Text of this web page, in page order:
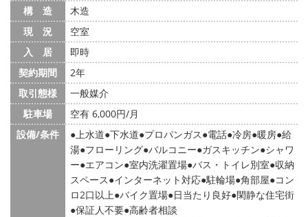
構 造
木造
現 況
空室
入 居
即時
契約期間
2年
取引態様
一般媒介
駐車場
空有 6,000円/月
設備/条件
上水道 下水道 プロパンガス 電話 冷房 暖房 給
湯 フローリング バルコニー ガスキッチン シャワ
ー エアコン 室内洗濯置場 バス・トイレ別室 収納
スペース インターネット対応 駐輪場 角部屋 コン
ロ2口以上 バイク置場 日当たり良好 閑静な住宅街
保証人不要 高齢者相談